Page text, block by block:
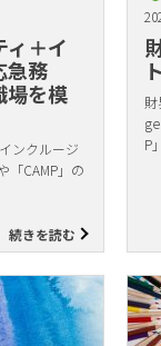
ィ＋イ
急務
場を模
ンクルージ
「CAMP」の
続きを読む
P